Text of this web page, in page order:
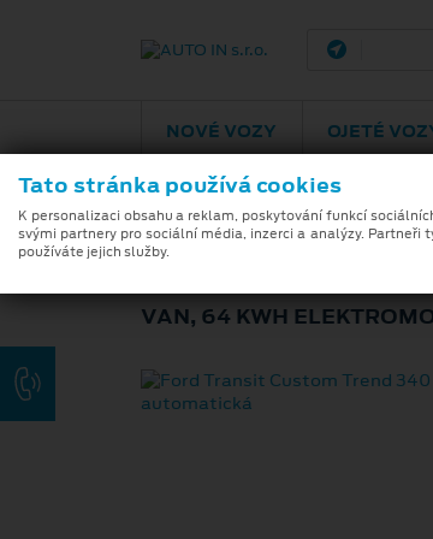
NOVÉ VOZY OJETÉ
FORD
VAN, 64 KWH
Tato stránka používá cookies
K personalizaci obsahu a reklam, poskytování funkcí
svými partnery pro sociální média, inzerci a analýzy.
používáte jejich služby.